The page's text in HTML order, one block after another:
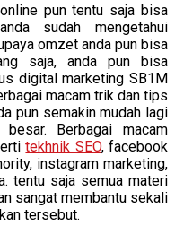
pun tentu saja bisa
sudah mengetahui
omzet anda pun bisa
saja, anda pun bisa
digital marketing SB1M
macam trik dan tips
pun semakin mudah lagi
Berbagai macam
tekhnik SEO, facebook
instagram marketing,
tentu saja semua materi
sangat membantu sekali
tersebut.